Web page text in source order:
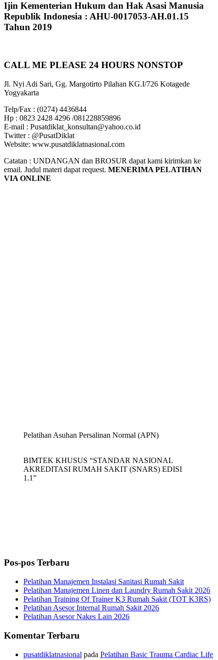
Ijin Kementerian Hukum dan Hak Asasi Manusia
Republik Indonesia : AHU-0017053-AH.01.15
Tahun 2019
CALL ME PLEASE 24 HOURS NONSTOP
Jl. Nyi Adi Sari, Gg. Margotirto Pilahan KG.I/726 Kotagede
Yogyakarta
Telp/Fax : (0274) 4436844
Hp : 0823 2428 4296 /081228859896
E-mail : Pusatdiklat_konsultan@yahoo.co.id
Twitter : @PusatDiklat
Website: www.pusatdiklatnasional.com
Catatan : UNDANGAN dan BROSUR dapat kami kirimkan ke
email. Judul materi dapat request. MENERIMA PELATIHAN
VIA ONLINE
Pelatihan Asuhan Persalinan Normal (APN)
BIMTEK KHUSUS “STANDAR NASIONAL
AKREDITASI RUMAH SAKIT (SNARS) EDISI
1.1”
Pos-pos Terbaru
Pelatihan Manajemen Instalasi Sanitasi Rumah Sakit
Pelatihan Manajemen Linen dan Laundry Rumah Sakit 2026
Pelatihan Training Of Trainer K3 Rumah Sakit (TOT K3RS)
Pelatihan Asesor Internal Rumah Sakit 2026
Pelatihan Asesor Nakes Lain 2026
Komentar Terbaru
pusatdiklatnasional pada Pelatihan Basic Trauma Cardiac Life